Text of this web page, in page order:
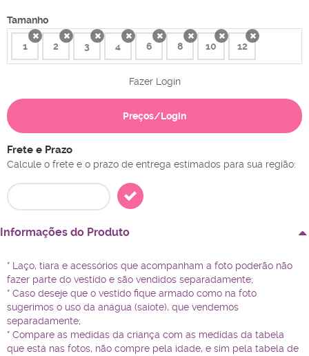
Tamanho
1 2 3 4 6 8 10x 12x
Fazer Login
Preços/Login
Frete e Prazo
Calcule o frete e o prazo de entrega estimados para sua região:
Informações do Produto
* Laço, tiara e acessórios que acompanham a foto poderão não
fazer parte do vestido e são vendidos separadamente;
* Caso deseje que o vestido fique armado como na foto
sugerimos o uso da anágua (saiote), que vendemos
separadamente;
* Compare as medidas da criança com as medidas da tabela
que está nas fotos, não compre pela idade, e sim pela tabela de